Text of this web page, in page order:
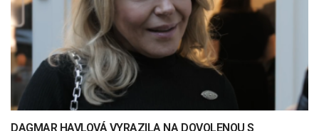
DAGMAR HAVLOVÁ VYRAZILA NA DOVOLENOU S